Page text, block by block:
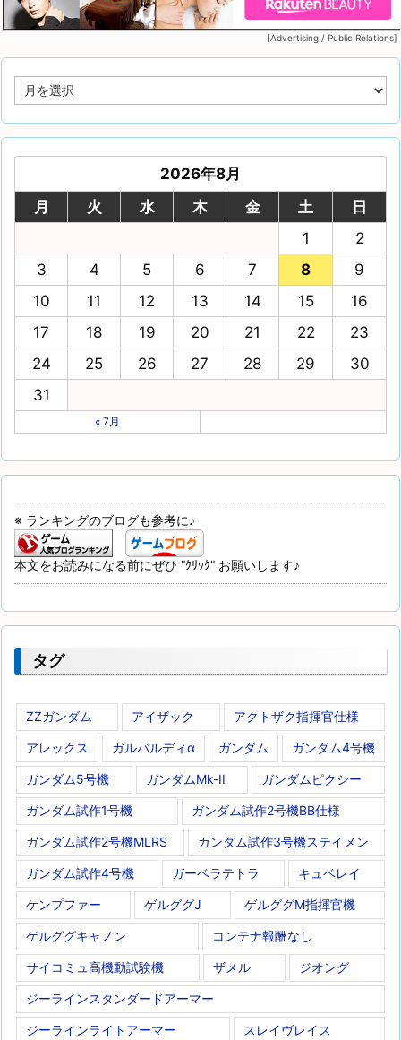
[Advertising / Public Relations]
2026年8月
月
火 水 木 金 土
日
1
2
3
4 5 6 7 8
9
10
11 12 13 14 15
16
17
18 19 20 21 22
23
24
25 26 27 28 29
30
31
« 7月
※ ランキングのブログも参考に♪
本文をお読みになる前にぜひ ”ｸﾘｯｸ” お願いします♪
タグ
ZZガンダム アイザック アクトザク指揮官仕様
アレックス ガルバルディα ガンダム ガンダム4号機
ガンダム5号機 ガンダムMk-II ガンダムピクシー
ガンダム試作1号機 ガンダム試作2号機BB仕様
ガンダム試作2号機MLRS ガンダム試作3号機ステイメン
ガンダム試作4号機 ガーベラテトラ キュベレイ
ケンプファー ゲルググJ ゲルググM指揮官機
ゲルググキャノン コンテナ報酬なし
サイコミュ高機動試験機 ザメル ジオング
ジーラインスタンダードアーマー
ジーラインライトアーマー スレイヴレイス